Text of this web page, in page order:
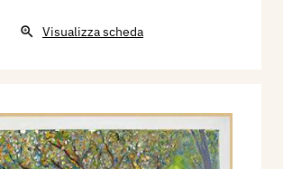
Visualizza scheda